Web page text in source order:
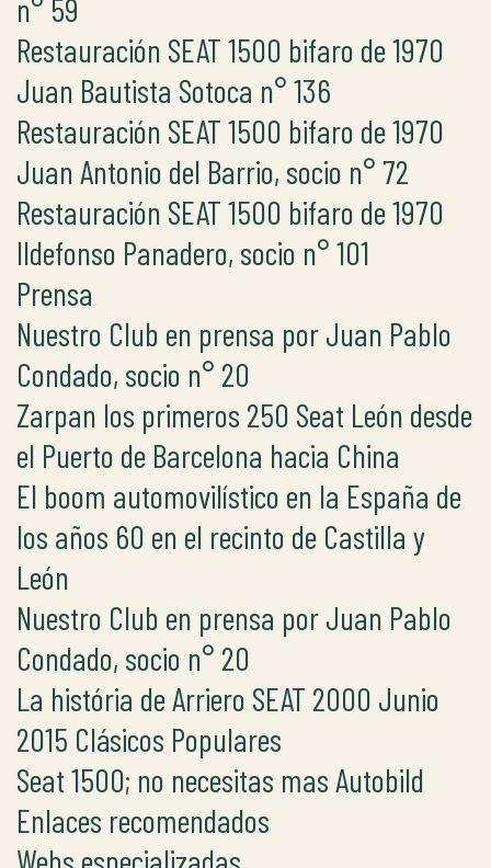
n° 59
Restauración SEAT 1500 bifaro de 1970
Juan Bautista Sotoca n° 136
Restauración SEAT 1500 bifaro de 1970
Juan Antonio del Barrio, socio n° 72
Restauración SEAT 1500 bifaro de 1970
Ildefonso Panadero, socio n° 101
Prensa
Nuestro Club en prensa por Juan Pablo
Condado, socio n° 20
Zarpan los primeros 250 Seat León desde
el Puerto de Barcelona hacia China
El boom automovilístico en la España de
los años 60 en el recinto de Castilla y
León
Nuestro Club en prensa por Juan Pablo
Condado, socio n° 20
La história de Arriero SEAT 2000 Junio
2015 Clásicos Populares
Seat 1500; no necesitas mas Autobild
Enlaces recomendados